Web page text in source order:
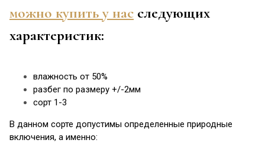
можно купить у нас следующих
характеристик:
влажность от 50%
разбег по размеру +/-2мм
сорт 1-3
В данном сорте допустимы определенные природные
включения, а именно: